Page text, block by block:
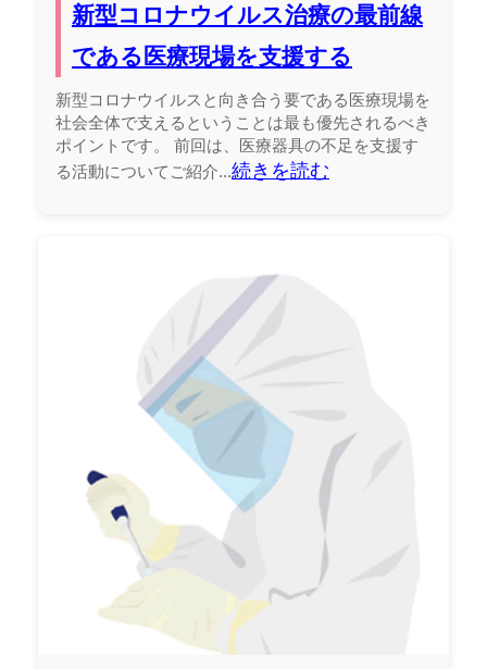
新型コロナウイルス治療の最前線
である医療現場を支援する
新型コロナウイルスと向き合う要である医療現場を
社会全体で支えるということは最も優先されるべき
ポイントです。 前回は、医療器具の不足を支援す
る活動についてご紹介...続きを読む